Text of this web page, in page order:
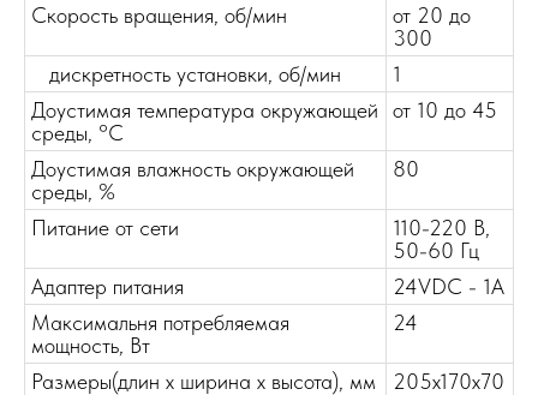
Скорость вращения, об/мин
от 20 до
300
дискретность установки, об/мин
1
Доустимая температура окружающей
среды, °С
от 10 до 45
Доустимая влажность окружающей
среды, %
80
Питание от сети
110-220 В,
50-60 Гц
Адаптер питания
24VDC - 1A
Максимальня потребляемая
мощность, Вт
24
Размеры(длин х ширина х высота), мм
205х170х70